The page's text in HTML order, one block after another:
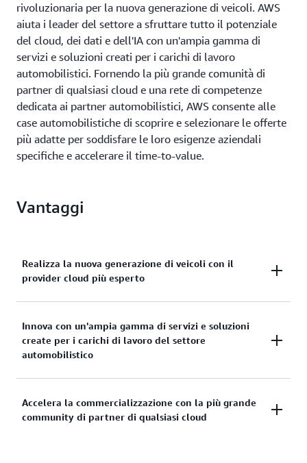
rivoluzionaria per la nuova generazione di veicoli. AWS
aiuta i leader del settore a sfruttare tutto il potenziale
del cloud, dei dati e dell'IA con un'ampia gamma di
servizi e soluzioni creati per i carichi di lavoro
automobilistici. Fornendo la più grande comunità di
partner di qualsiasi cloud e una rete di competenze
dedicata ai partner automobilistici, AWS consente alle
case automobilistiche di scoprire e selezionare le offerte
più adatte per soddisfare le loro esigenze aziendali
specifiche e accelerare il time-to-value.
Vantaggi
Realizza la nuova generazione di veicoli con il
provider cloud più esperto
settore e un'esperienza senza pari nella
collaborazione con le principali case
produrre veicoli di nuova generazione.
Innova con un'ampia gamma di servizi e soluzioni
create per i carichi di lavoro del settore
automobilistico
soluzioni predefinite che consentono alle case
automobilistiche di sfruttare tutto il potenziale del
Accelera la commercializzazione con la più grande
community di partner di qualsiasi cloud